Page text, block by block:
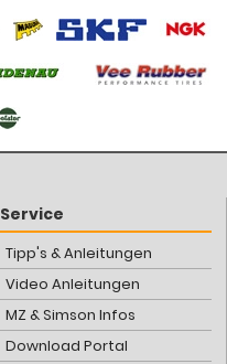
Service
Tipp's & Anleitungen
Video Anleitungen
MZ & Simson Infos
Download Portal